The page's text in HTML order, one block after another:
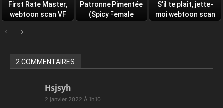
First Rate Master,
webtoon scan VF
Patronne Pimentée
(Spicy Female
S’il te plaît, jette-
moi webtoon scan
2 COMMENTAIRES
Hsjsyh
2 janvier 2022 À 1h10